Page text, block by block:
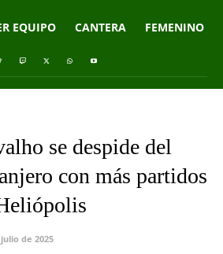
EQUIPO CANTERA FEMENINO
se despide del
con más partidos
de 2025